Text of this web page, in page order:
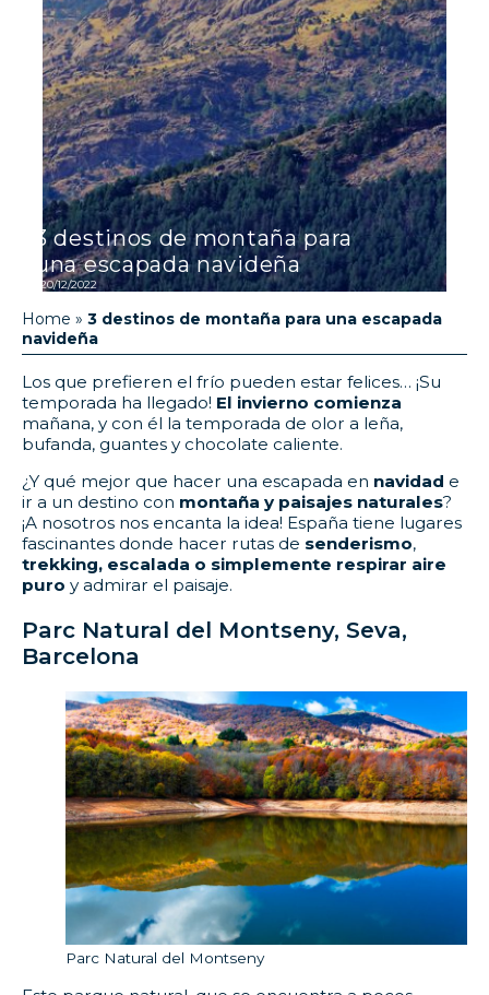
3 destinos de montaña para
una escapada navideña
20/12/2022
Home »3 destinos de montaña para una escapada
navideña
Los que prefieren el frío pueden estar felices… ¡Su
temporada ha llegado! El invierno comienza
mañana, y con él la temporada de olor a leña,
bufanda, guantes y chocolate caliente.
¿Y qué mejor que hacer una escapada en navidad e
ir a un destino con montaña y paisajes naturales?
¡A nosotros nos encanta la idea! España tiene lugares
fascinantes donde hacer rutas de senderismo,
trekking, escalada o simplemente respirar aire
puro y admirar el paisaje.
Parc Natural del Montseny, Seva,
Barcelona
Parc Natural del Montseny